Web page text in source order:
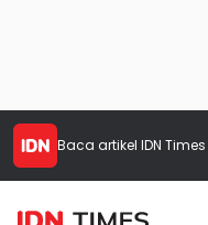
Baca artikel IDN Times